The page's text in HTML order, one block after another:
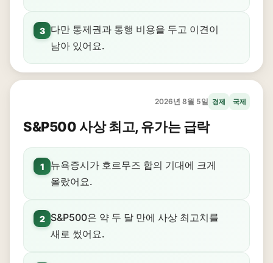
3
다만 통제권과 통행 비용을 두고 이견이
남아 있어요.
2026년 8월 5일 경제 국제
S&P500 사상 최고, 유가는 급락
1
뉴욕증시가 호르무즈 합의 기대에 크게
올랐어요.
2
S&P500은 약 두 달 만에 사상 최고치를
새로 썼어요.